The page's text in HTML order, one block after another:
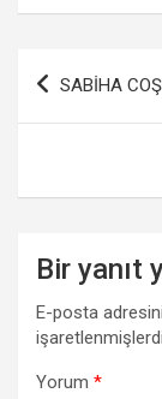
ce
b
o
tt
er
Yazı
gezinmesi
SABİHA
Bir yanıt
E-posta
Yorum *